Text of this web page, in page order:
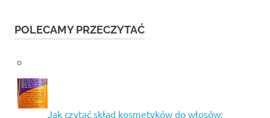
POLECAMY PRZECZYTAĆ
Jak czytać skład kosmetyków do włosów: